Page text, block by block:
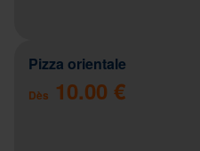
Pizza orientale
Dès 10.00 €